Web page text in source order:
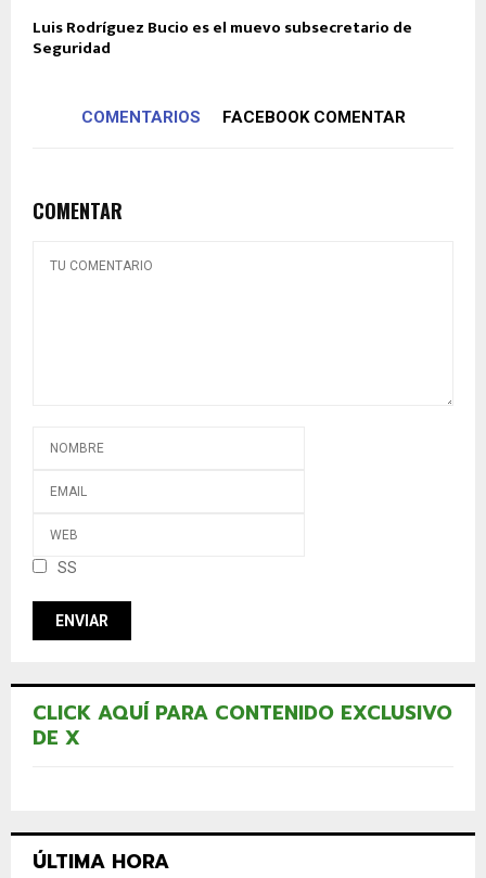
Luis Rodríguez Bucio es el muevo subsecretario de
Seguridad
COMENTARIOS FACEBOOK COMENTAR
COMENTAR
SS
CLICK AQUÍ PARA CONTENIDO EXCLUSIVO
DE X
ÚLTIMA HORA